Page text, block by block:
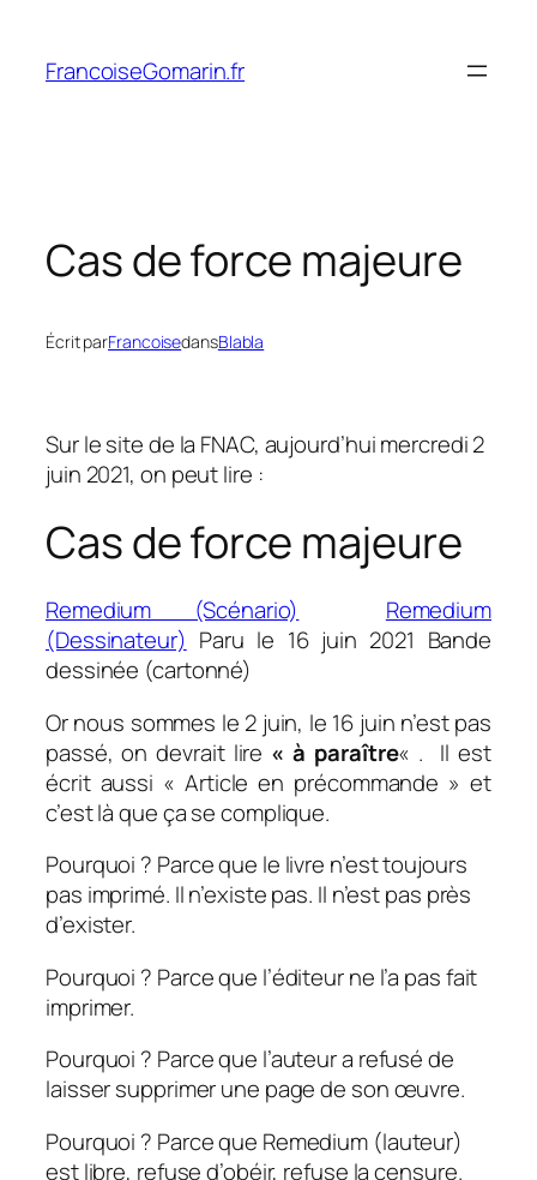
contenu
FrancoiseGomarin.fr
Cas de force majeure
Écrit parFrancoisedansBlabla
Sur le site de la FNAC, aujourd’hui mercredi 2
juin 2021, on peut lire :
Cas de force majeure
Remedium (Scénario)
Remedium
(Dessinateur) Paru le 16 juin 2021 Bande
dessinée (cartonné)
Or nous sommes le 2 juin, le 16 juin n’est pas
passé, on devrait lire « à paraître« . Il est
écrit aussi « Article en précommande » et
c’est là que ça se complique.
Pourquoi ? Parce que le livre n’est toujours
pas imprimé. Il n’existe pas. Il n’est pas près
d’exister.
Pourquoi ? Parce que l’éditeur ne l’a pas fait
imprimer.
Pourquoi ? Parce que l’auteur a refusé de
laisser supprimer une page de son œuvre.
Pourquoi ? Parce que Remedium (lauteur)
est libre, refuse d’obéir, refuse la censure.